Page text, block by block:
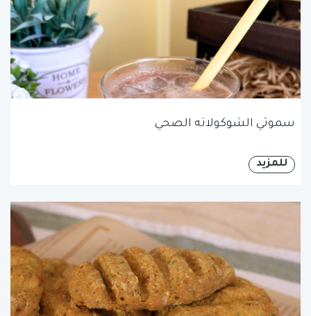
سموثي الشوكولاته الصحي
للمزيد